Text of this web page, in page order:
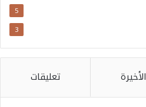
5
3
الأخيرة تعليقات